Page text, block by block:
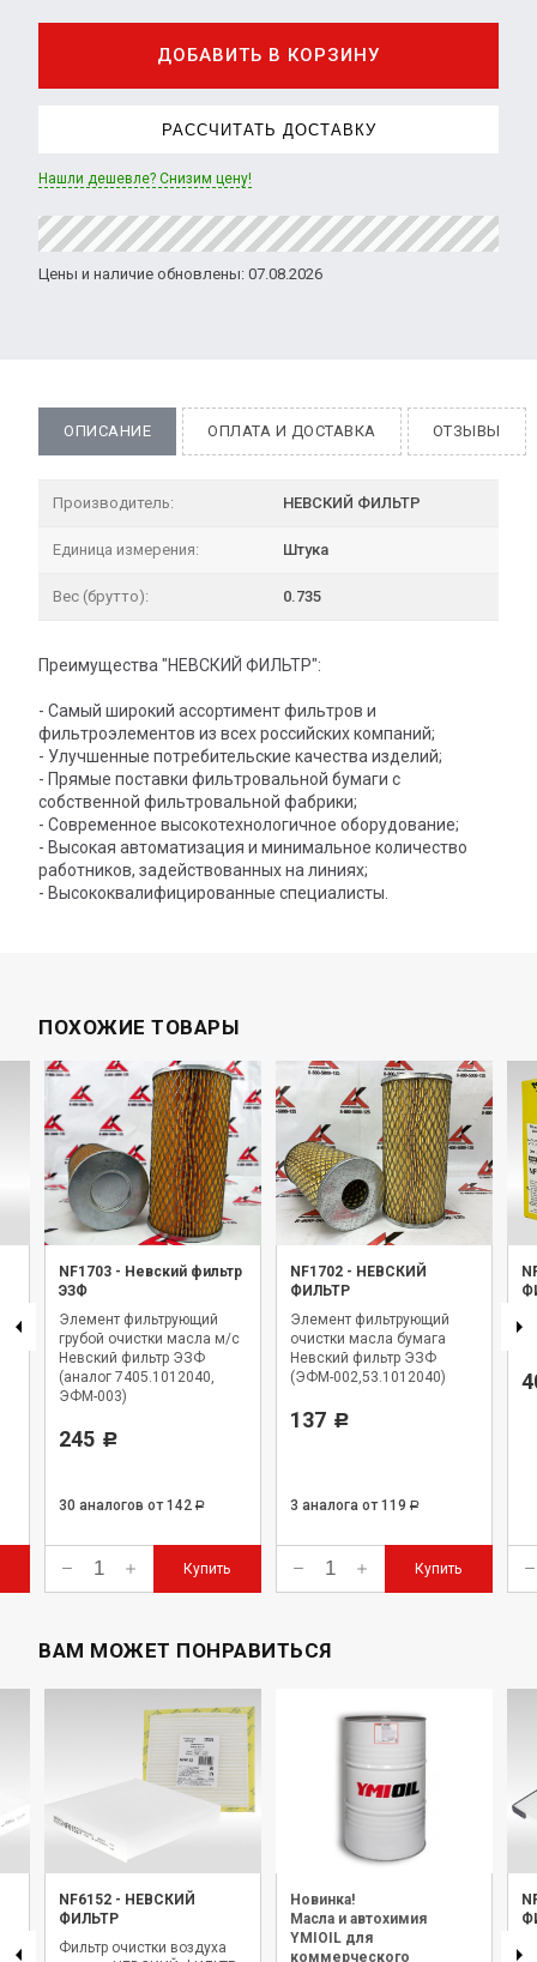
ДОБАВИТЬ В КОРЗИНУ
РАССЧИТАТЬ ДОСТАВКУ
Нашли дешевле? Снизим цену!
Цены и наличие обновлены: 07.08.2026
ОПИСАНИЕ ОПЛАТА И ДОСТАВКА ОТЗЫВЫ
Производитель: НЕВСКИЙ ФИЛЬТР
Единица измерения: Штука
Вес (брутто): 0.735
Преимущества "НЕВСКИЙ ФИЛЬТР":
- Самый широкий ассортимент фильтров и
фильтроэлементов из всех российских компаний;
- Улучшенные потребительские качества изделий;
- Прямые поставки фильтровальной бумаги с
собственной фильтровальной фабрики;
- Современное высокотехнологичное оборудование;
- Высокая автоматизация и минимальное количество
работников, задействованных на линиях;
- Высококвалифицированные специалисты.
ПОХОЖИЕ ТОВАРЫ
NF1703 - Невский фильтр
ЭЗФ
Элемент фильтрующий
грубой очистки масла м/с
Невский фильтр ЭЗФ
(аналог 7405.1012040,
ЭФМ-003)
245 Р
30 аналогов от 142 Р
Купить
NF1702 - НЕВСКИЙ
ФИЛЬТР
Элемент фильтрующий
очистки масла бумага
Невский фильтр ЭЗФ
(ЭФМ-002,53.1012040)
137 Р
3 аналога от 119 Р
Купить
ВАМ МОЖЕТ ПОНРАВИТЬСЯ
NF6152 - НЕВСКИЙ
ФИЛЬТР
Фильтр очистки воздуха
Новинка!
Масла и автохимия
YMIOIL для
коммерческого